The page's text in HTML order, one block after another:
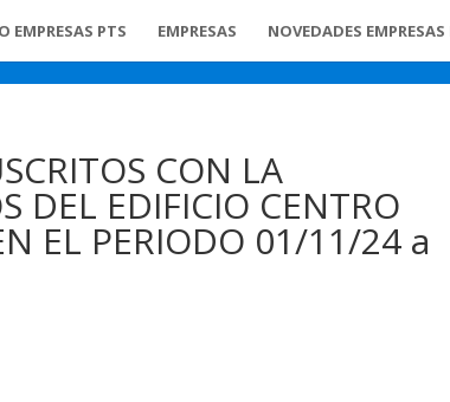
EMPRESAS PTS EMPRESAS NOVEDADES EMPRESAS
CON LA
DEL EDIFICIO CENTRO
EL PERIODO 01/11/24 a